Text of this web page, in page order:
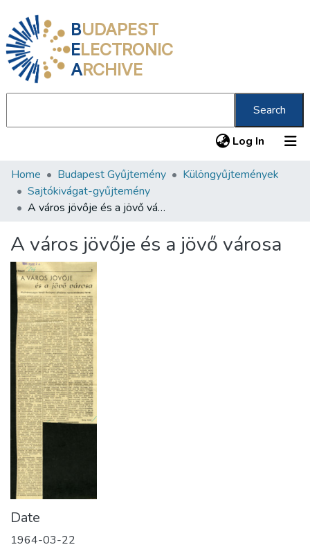
BUDAPEST
ELECTRONIC
ARCHIVE
Search
Log In (current)
Communities & Collections
All of DSpace
About us
Home Budapest Gyűjtemény
Különgyűjtemények
Sajtókivágat-gyűjtemény
A város jövője és a jövő városa
A város jövője és a jövő városa
Date
1964-03-22